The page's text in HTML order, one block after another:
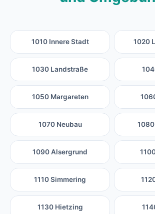
1010 Innere Stadt 1020
1030 Landstraße
1050 Margareten
1070 Neubau
1090 Alsergrund
1110 Simmering
1130 Hietzing